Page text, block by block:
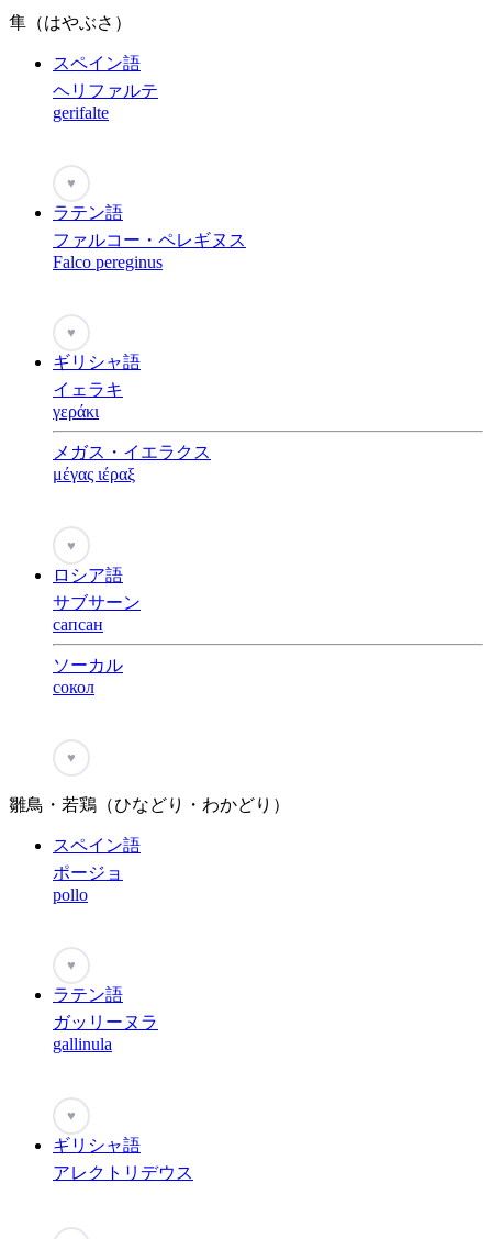
隼（はやぶさ）
スペイン語
ヘリファルテ
gerifalte
♥
ラテン語
ファルコー・ペレギヌス
Falco pereginus
♥
ギリシャ語
イェラキ
γεράκι
メガス・イエラクス
μέγας ιέραξ
♥
ロシア語
サブサーン
сапсан
ソーカル
сокол
♥
雛鳥・若鶏（ひなどり・わかどり）
スペイン語
ポージョ
pollo
♥
ラテン語
ガッリーヌラ
gallinula
♥
ギリシャ語
アレクトリデウス